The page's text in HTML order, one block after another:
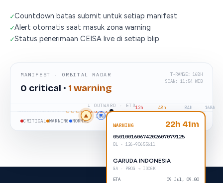
✓Countdown batas submit untuk setiap manifest
✓Alert otomatis saat masuk zona warning
✓Status penerimaan CEISA live di setiap blip
MANIFEST · ORBITAL RADAR
0 critical · 1 warning
T-RANGE: 168H
SCAN: 11:54 WIB
12h 48h 84h
168h
↑ INWARD · ETA
↓ OUTWARD · ETD
▲ ▼
WARNING 22h 41m
050100160674202607079125
BL · 126-90655611
GARUDA INDONESIA
GA · PROG → IDCGK
ETA
09 Jul, 09.00
CRITICAL WARNING NORMAL ▲ INWARD ▼ OUTWARD